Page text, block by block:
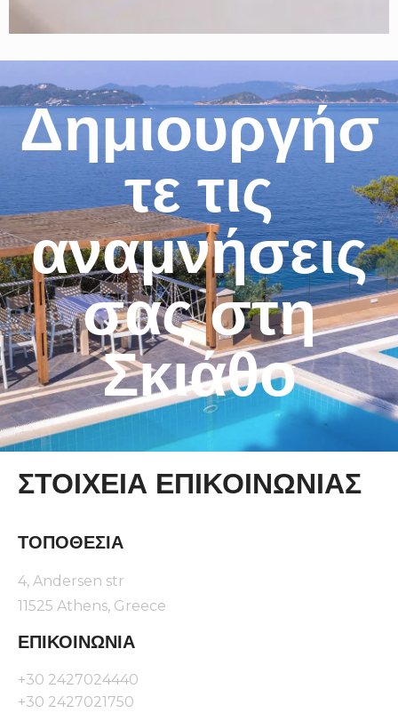
Δημιουργήσ
τε τις
αναμνήσεις
σας στη
Σκιάθο
ΣΤΟΙΧΕΊΑ ΕΠΙΚΟΙΝΩΝΊΑΣ
ΤΟΠΟΘΕΣΊΑ
4, Andersen str
11525 Athens, Greece
ΕΠΙΚΟΙΝΩΝΊΑ
+30 2427024440
+30 2427021750